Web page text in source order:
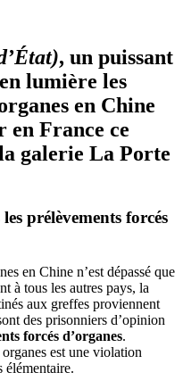
, un puissant
lumière les
en Chine
en France ce
galerie La Porte
prélèvements forcés
en Chine n’est dépassé que
à tous les autres pays, la
aux greffes proviennent
des prisonniers d’opinion
forcés d’organes.
est une violation
élémentaire.